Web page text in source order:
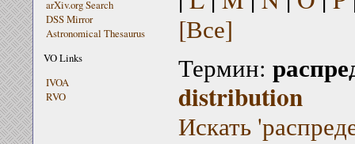
arXiv.org Search
DSS Mirror
Astronomical Thesaurus
VO Links
IVOA
RVO
[Все]
Термин:
distribution
Искать